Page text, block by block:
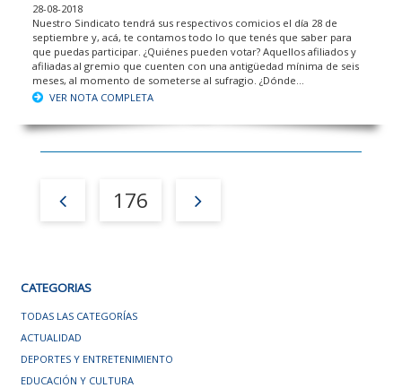
28-08-2018
Nuestro Sindicato tendrá sus respectivos comicios el día 28 de
septiembre y, acá, te contamos todo lo que tenés que saber para
que puedas participar. ¿Quiénes pueden votar? Aquellos afiliados y
afiliadas al gremio que cuenten con una antigüedad mínima de seis
meses, al momento de someterse al sufragio. ¿Dónde...
VER NOTA COMPLETA
176
CATEGORIAS
TODAS LAS CATEGORÍAS
ACTUALIDAD
DEPORTES Y ENTRETENIMIENTO
EDUCACIÓN Y CULTURA